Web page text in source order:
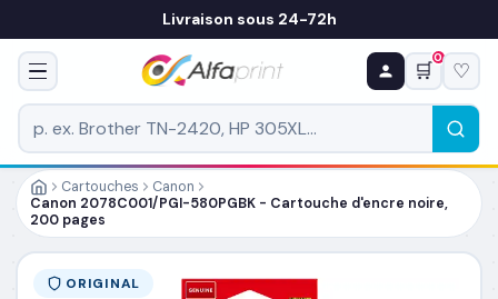
Livraison sous 24-72h
🛒
0
♡
Cartouches
Canon
Canon 2078C001/PGI-580PGBK - Cartouche d'encre noire,
200 pages
ORIGINAL
♻ COMMANDE RÉCURRENTE
Prévoyez & économisez
vous prépare un devis personnalisé
RÉFÉRENCE DU PRODUIT*